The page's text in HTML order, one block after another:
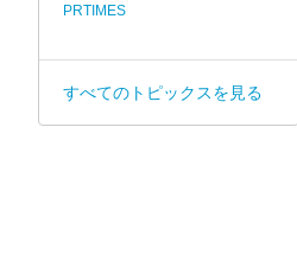
PRTIMES
すべてのトピックスを見る